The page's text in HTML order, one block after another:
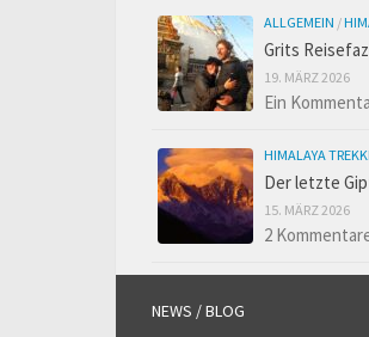
ALLGEMEIN /
Grits
19. MÄRZ 2026
Ein
HIMALAYA
Der letzte
15. MÄRZ 2026
2
NEWS / BLOG